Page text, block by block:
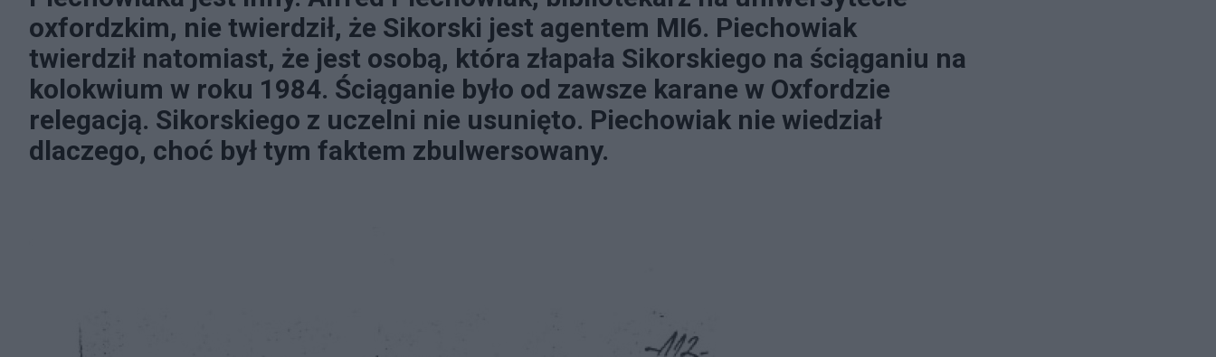
oxfordzkim, nie twierdził, że Sikorski jest agentem MI6. Piechowiak
twierdził natomiast, że jest osobą, która złapała Sikorskiego na ściąganiu na
kolokwium w roku 1984. Ściąganie było od zawsze karane w Oxfordzie
relegacją. Sikorskiego z uczelni nie usunięto. Piechowiak nie wiedział
dlaczego, choć był tym faktem zbulwersowany.